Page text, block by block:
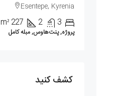
Esentepe, Kyrenia
3
2
227
m²
پروژه, پنت‌هاوس, مبله کامل
کشف کنید